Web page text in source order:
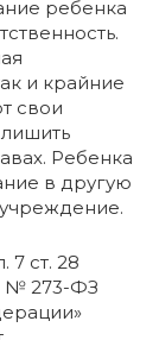
ребенка
и крайние
свои
Ребенка
в другую
7 ст. 28
№ 273-ФЗ